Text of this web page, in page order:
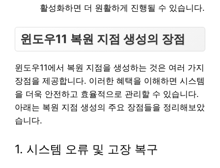
활성화하면 더 원활하게 진행될 수 있습니다.
윈도우11 복원 지점 생성의 장점
윈도우11에서 복원 지점을 생성하는 것은 여러 가지
장점을 제공합니다. 이러한 혜택을 이해하면 시스템
을 더욱 안전하고 효율적으로 관리할 수 있습니다.
아래는 복원 지점 생성의 주요 장점들을 정리해보았
습니다.
1. 시스템 오류 및 고장 복구